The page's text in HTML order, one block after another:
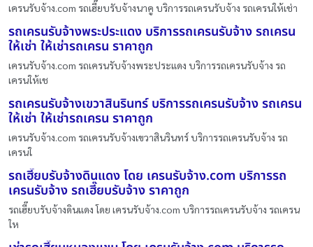
เครนรับจ้าง.com รถเฮี๊ยบรับจ้างนาคู บริการรถเครนรับจ้าง รถเครนให้เช่า
รถเครนรับจ้างพระประแดง บริการรถเครนรับจ้าง รถเครน
ให้เช่า ให้เช่ารถเครน ราคาถูก
เครนรับจ้าง.com รถเครนรับจ้างพระประแดง บริการรถเครนรับจ้าง รถ
เครนให้เช
รถเครนรับจ้างเขวาสินรินทร์ บริการรถเครนรับจ้าง รถเครน
ให้เช่า ให้เช่ารถเครน ราคาถูก
เครนรับจ้าง.com รถเครนรับจ้างเขวาสินรินทร์ บริการรถเครนรับจ้าง รถ
เครนใ
รถเฮี๊ยบรับจ้างดินแดง โดย เครนรับจ้าง.com บริการรถ
เครนรับจ้าง รถเฮี๊ยบรับจ้าง ราคาถูก
รถเฮี๊ยบรับจ้างดินแดง โดย เครนรับจ้าง.com บริการรถเครนรับจ้าง รถเครน
ให